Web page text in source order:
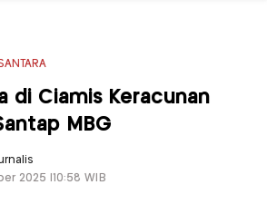
di Ciamis Keracunan
MBG
2025 |10:58 WIB